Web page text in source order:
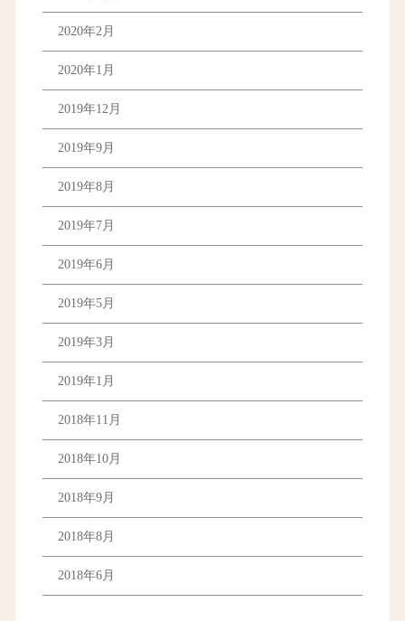
2020年2月
2020年1月
2019年12月
2019年9月
2019年8月
2019年7月
2019年6月
2019年5月
2019年3月
2019年1月
2018年11月
2018年10月
2018年9月
2018年8月
2018年6月